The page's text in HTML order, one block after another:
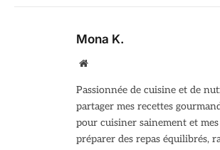
Mona K.
Site
Passionnée de cuisine et de
partager mes recettes
pour cuisiner sainement et
préparer des repas équilibrés,